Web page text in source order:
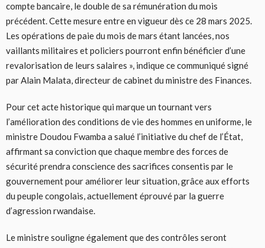
compte bancaire, le double de sa rémunération du mois
précédent. Cette mesure entre en vigueur dès ce 28 mars 2025.
Les opérations de paie du mois de mars étant lancées, nos
vaillants militaires et policiers pourront enfin bénéficier d’une
revalorisation de leurs salaires », indique ce communiqué signé
par Alain Malata, directeur de cabinet du ministre des Finances.
Pour cet acte historique qui marque un tournant vers
l’amélioration des conditions de vie des hommes en uniforme, le
ministre Doudou Fwamba a salué l’initiative du chef de l’État,
affirmant sa conviction que chaque membre des forces de
sécurité prendra conscience des sacrifices consentis par le
gouvernement pour améliorer leur situation, grâce aux efforts
du peuple congolais, actuellement éprouvé par la guerre
d’agression rwandaise.
Le ministre souligne également que des contrôles seront